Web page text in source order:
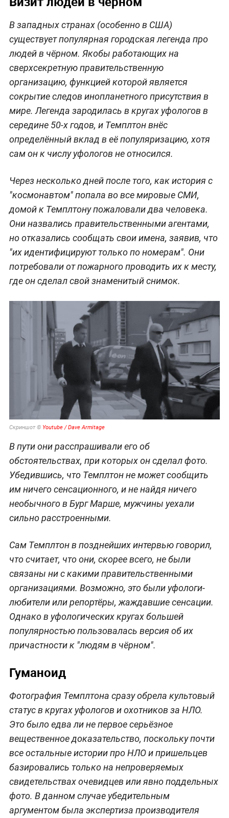
В западных странах (особенно в США)
существует популярная городская легенда про
людей в чёрном. Якобы работающих на
сверхсекретную правительственную
организацию, функцией которой является
сокрытие следов инопланетного присутствия в
мире. Легенда зародилась в кругах уфологов в
середине 50-х годов, и Темплтон внёс
определённый вклад в её популяризацию, хотя
сам он к числу уфологов не относился.
Через несколько дней после того, как история с
"космонавтом" попала во все мировые СМИ,
домой к Темплтону пожаловали два человека.
Они назвались правительственными агентами,
но отказались сообщать свои имена, заявив, что
"их идентифицируют только по номерам". Они
потребовали от пожарного проводить их к месту,
где он сделал свой знаменитый снимок.
Скриншот © Youtube / Dave Armitage
В пути они расспрашивали его об
обстоятельствах, при которых он сделал фото.
Убедившись, что Темплтон не может сообщить
им ничего сенсационного, и не найдя ничего
необычного в Бург Марше, мужчины уехали
сильно расстроенными.
Сам Темплтон в позднейших интервью говорил,
что считает, что они, скорее всего, не были
связаны ни с какими правительственными
организациями. Возможно, это были уфологи-
любители или репортёры, жаждавшие сенсации.
Однако в уфологических кругах большей
популярностью пользовалась версия об их
причастности к "людям в чёрном".
Гуманоид
Фотография Темплтона сразу обрела культовый
статус в кругах уфологов и охотников за НЛО.
Это было едва ли не первое серьёзное
вещественное доказательство, поскольку почти
все остальные истории про НЛО и пришельцев
базировались только на непроверяемых
свидетельствах очевидцев или явно поддельных
фото. В данном случае убедительным
аргументом была экспертиза производителя